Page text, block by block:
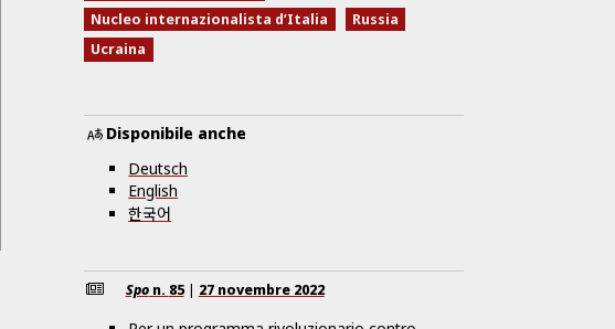
Nucleo internazionalista d’Italia
Russia
Ucraina
Disponibile anche
Deutsch
English
한국어
Spon. 85 | 27 novembre 2022